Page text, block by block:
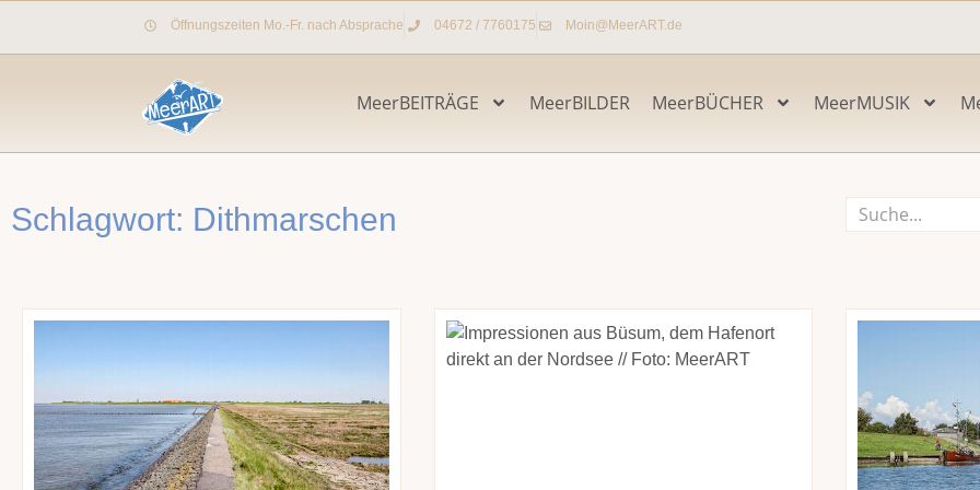
Öffnungszeiten Mo.-Fr. nach Absprache 04672 / 7760175 Moin@MeerART.de
MeerBEITRÄGE MeerBILDER MeerBÜCHER MeerMUSIK
Schlagwort: Dithmarschen Suche